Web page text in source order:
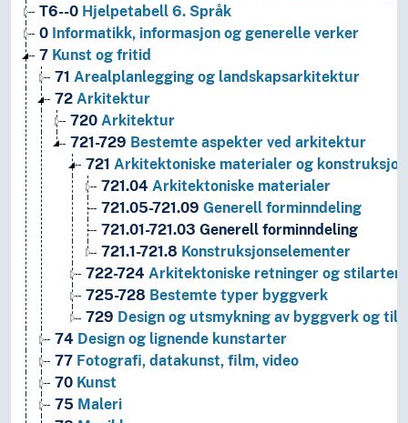
T6--0 Hjelpetabell 6. Språk
0 Informatikk, informasjon og generelle verker
7 Kunst og fritid
71 Arealplanlegging og landskapsarkitektur
72 Arkitektur
720 Arkitektur
721-729 Bestemte aspekter ved arkitektur
721 Arkitektoniske materialer og
721.04 Arkitektoniske materialer
721.05-721.09 Generell forminndeling
721.01-721.03 Generell forminndeling
721.1-721.8 Konstruksjonselementer
722-724 Arkitektoniske retninger og stilarter
725-728 Bestemte typer byggverk
729 Design og utsmykning av byggverk og
74 Design og lignende kunstarter
77 Fotografi, datakunst, film, video
70 Kunst
75 Maleri